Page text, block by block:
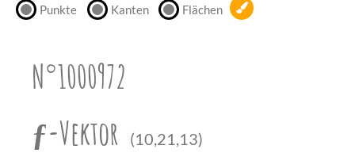
Punkte Kanten Flächen
N°1000972
ƒ-Vektor
(10,21,13)
Bastelbogen
unserem